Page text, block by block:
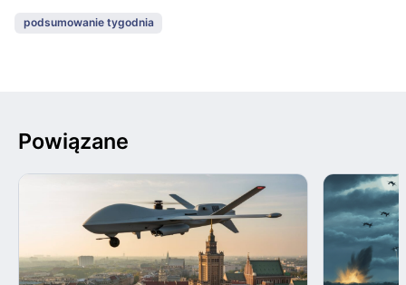
podsumowanie tygodnia
Powiązane